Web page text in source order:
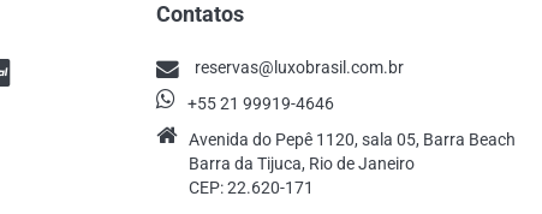
Contatos
reservas@luxobrasil.com.br
+55 21 99919-4646
Avenida do Pepê 1120, sala 05, Barra Beach
Barra da Tijuca, Rio de Janeiro
CEP: 22.620-171